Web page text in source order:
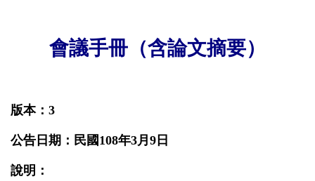
會議手冊（含論文摘要）
版本：3
公告日期：民國108年3月9日
說明：